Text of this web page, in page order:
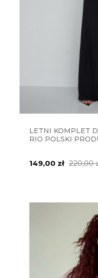
LETNI KOMPLET
RIO POLSKI
149,00 zł 220,00